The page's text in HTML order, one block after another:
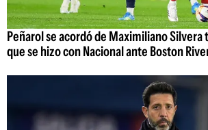
Peñarol se acordó de Maximiliano Silvera
que se hizo con Nacional ante Boston